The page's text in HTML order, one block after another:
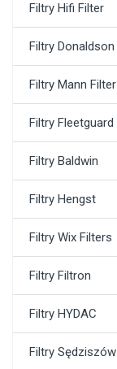
Filtry Hifi Filter
Filtry Donaldson
Filtry Mann Filter
Filtry Fleetguard
Filtry Baldwin
Filtry Hengst
Filtry Wix Filters
Filtry Filtron
Filtry HYDAC
Filtry Sędziszów